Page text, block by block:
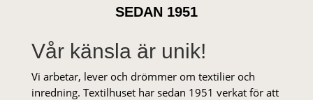
SEDAN 1951
Vår känsla är unik!
Vi arbetar, lever och drömmer om textilier och
inredning. Textilhuset har sedan 1951 verkat för att